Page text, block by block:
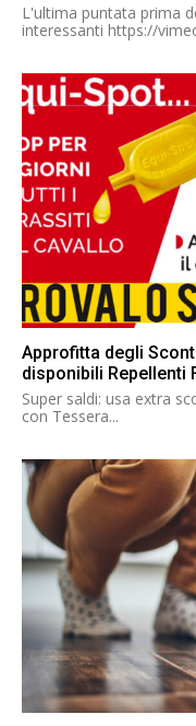
L'ultima puntata prima
Approfitta degli
disponibili Repellenti
Super saldi: usa extra
con Tessera...